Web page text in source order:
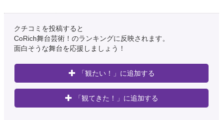
クチコミを投稿すると
CoRich舞台芸術！のランキングに反映されます。
面白そうな舞台を応援しましょう！
「観たい！」に追加する
「観てきた！」に追加する